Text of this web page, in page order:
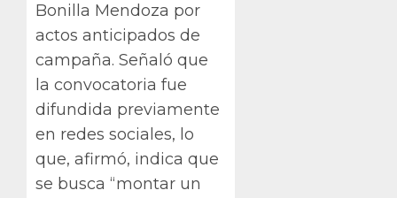
Bonilla Mendoza por
actos anticipados de
campaña. Señaló que
la convocatoria fue
difundida previamente
en redes sociales, lo
que, afirmó, indica que
se busca “montar un